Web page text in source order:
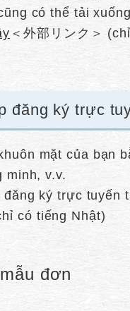
có thể tải
＜外部リンク＞
đăng ký trực
mặt của bạn
minh, v.v.
đăng ký trực tuyến
có tiếng Nhật)
đơn